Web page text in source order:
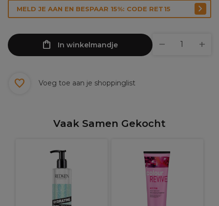
MELD JE AAN EN BESPAAR 15%: CODE RET15
In winkelmandje
Voeg toe aan je shoppinglist
Vaak Samen Gekocht